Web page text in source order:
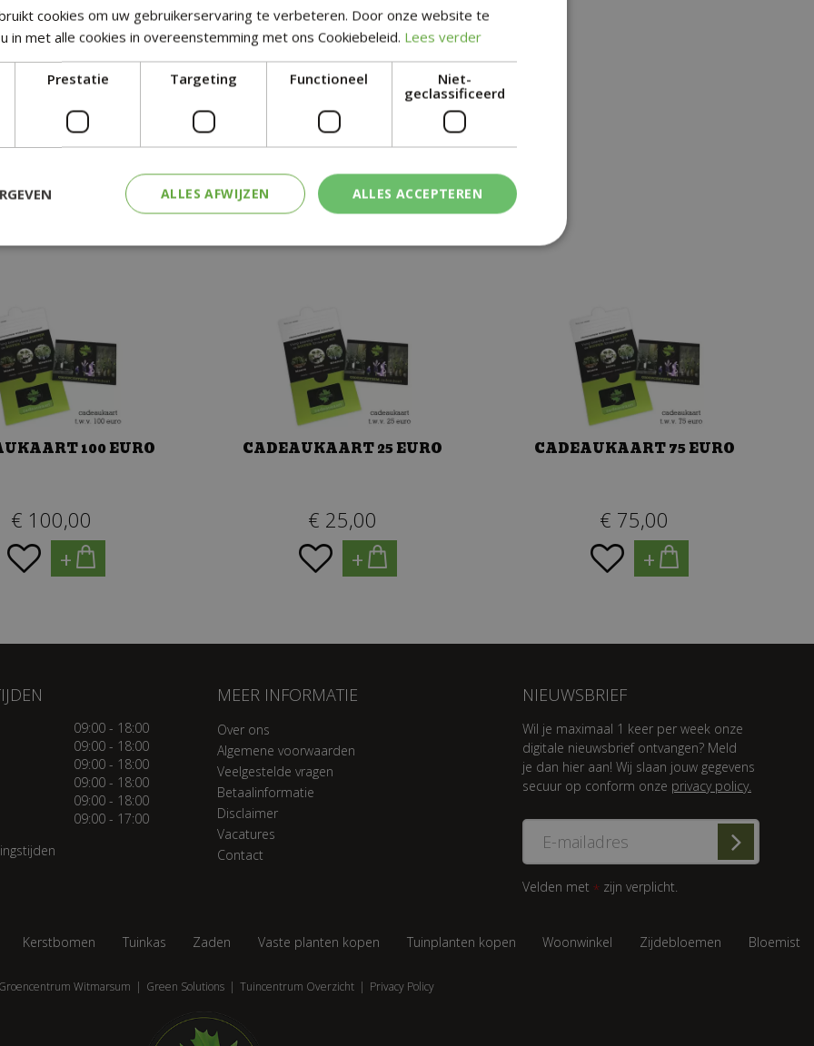
je hebt geen idee wat te geven?
cadeaukaart.
SOORTGELIJKE PRODUCTEN
100 EURO
€ 100,00
+
CADEAUKAART 25 EURO
€ 25,00
+
CADEAUKAART 75 EURO
€ 75,00
+
09:00 - 18:00
09:00 - 18:00
09:00 - 18:00
09:00 - 18:00
09:00 - 18:00
09:00 - 17:00
MEER INFORMATIE
Over ons
Algemene voorwaarden
Veelgestelde vragen
Betaalinformatie
Disclaimer
Vacatures
Contact
NIEUWSBRIEF
Wil je maximaal 1 keer per week onze
digitale nieuwsbrief ontvangen? Meld
je dan hier aan! Wij slaan jouw gegevens
secuur op conform onze privacy policy.
Velden met * zijn verplicht.
Kerstbomen Tuinkas Zaden Vaste planten kopen Tuinplanten kopen Woonwinkel Zijdebloemen Bloemist
Witmarsum Green Solutions Tuincentrum Overzicht Privacy Policy
cookies om uw gebruikerservaring te verbeteren. Door onze website te
in met alle cookies in overeenstemming met ons Cookiebeleid. Lees verder
Prestatie Targeting Functioneel
Niet-
geclassificeerd
ALLES ACCEPTEREN
ALLES AFWIJZEN